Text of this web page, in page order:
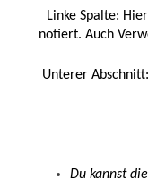
Linke Spalte:
notiert. Auch
Unterer
Du kannst